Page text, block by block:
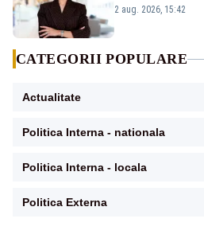
emisiunii „Miza
2 aug. 2026, 15:42
CATEGORII POPULARE
Actualitate
Politica Interna - nationala
Politica Interna - locala
Politica Externa